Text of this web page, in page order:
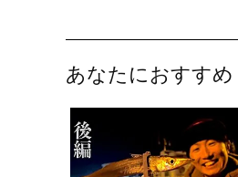
あなたにおすすめ